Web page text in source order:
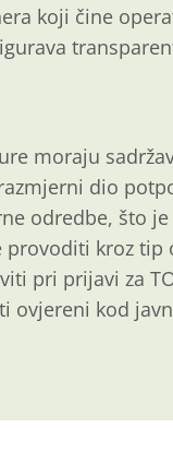
koji čine
moraju
dio
odredbe, što
kroz tip
pri prijavi za
ovjereni kod